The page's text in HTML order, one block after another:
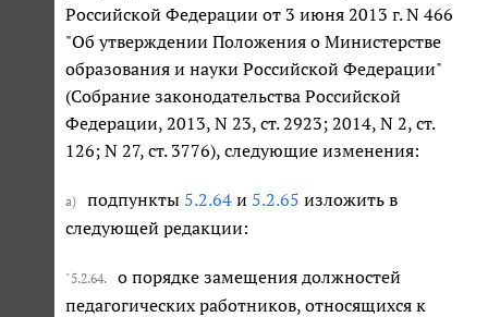
Российской Федерации от 3 июня 2013 г. N 466
"Об утверждении Положения о Министерстве
образования и науки Российской Федерации"
(Собрание законодательства Российской
Федерации, 2013, N 23, ст. 2923; 2014, N 2, ст.
126; N 27, ст. 3776), следующие изменения:
а) подпункты 5.2.64 и 5.2.65 изложить в
следующей редакции:
"5.2.64.
о порядке замещения должностей
педагогических работников, относящихся к